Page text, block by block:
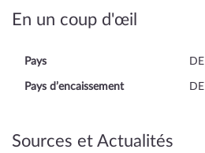
En un coup d'œil
Pays DE
Pays d’encaissement DE
Sources et Actualités